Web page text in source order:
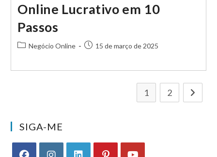
Online Lucrativo em 10
Passos
Categoria
Negócio Online
Post15 de março de 2025
1 2 Ir para a
SIGA-ME